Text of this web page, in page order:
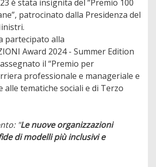
è stata insignita del “Premio 100
patrocinato dalla Presidenza del
partecipato alla
Award 2024 - Summer Edition
il “Premio per
professionale e manageriale e
alle tematiche sociali e di Terzo
"Le nuove organizzazioni
di modelli più inclusivi e